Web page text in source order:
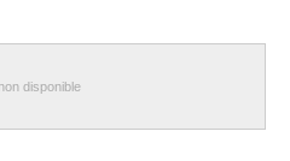
disponible